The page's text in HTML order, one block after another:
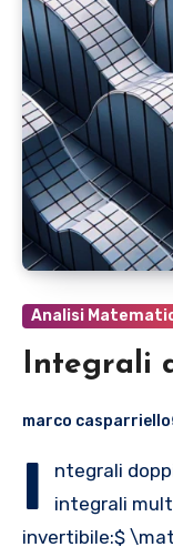
Analisi
Integrali
marco casparriello
I
ntegrali
integrali
invertibile:$